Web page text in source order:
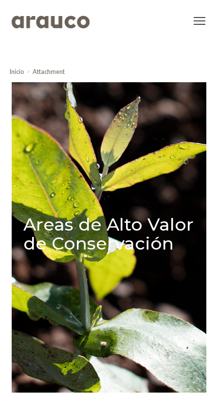
Inicio Attachment
Areas de Alto Valor
de Conservación